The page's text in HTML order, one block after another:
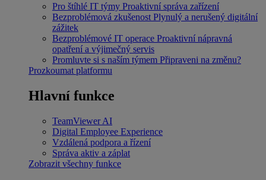
Pro štíhlé IT týmy Proaktivní správa zařízení
Bezproblémová zkušenost Plynulý a nerušený digitální
zážitek
Bezproblémové IT operace Proaktivní nápravná
opatření a výjimečný servis
Promluvte si s naším týmem Připraveni na změnu?
Prozkoumat platformu
Hlavní funkce
TeamViewer AI
Digital Employee Experience
Vzdálená podpora a řízení
Správa aktiv a záplat
Zobrazit všechny funkce